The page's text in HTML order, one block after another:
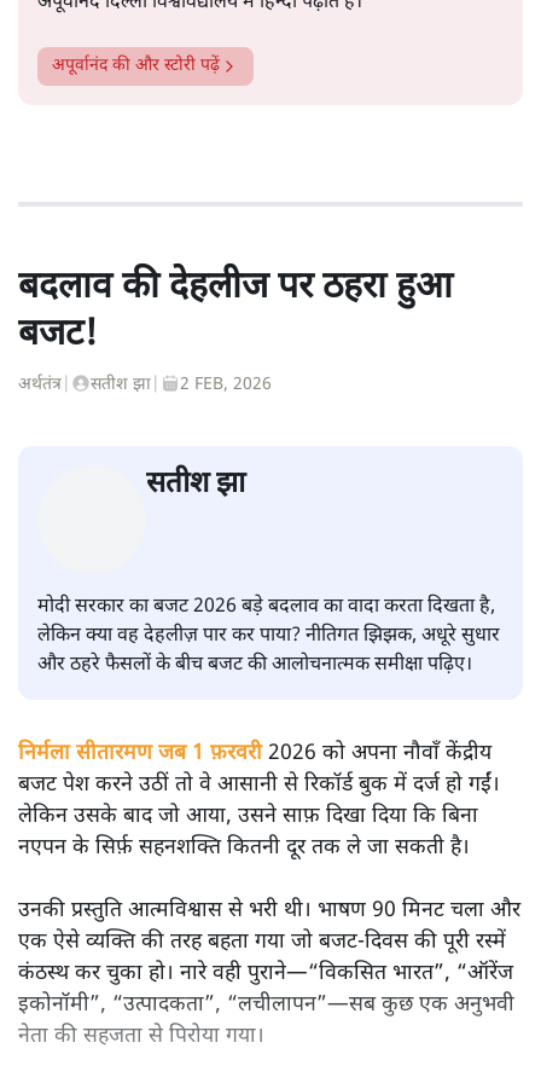
अपूर्वानंदकी और स्टोरी पढ़ें
बदलाव की देहलीज पर ठहरा हुआ
बजट!
अर्थतंत्र सतीश झा 2 FEB, 2026
सतीश झा
मोदी सरकार का बजट 2026 बड़े बदलाव का वादा करता दिखता है,
और ठहरे फैसलों के बीच बजट की आलोचनात्मक समीक्षा पढ़िए।